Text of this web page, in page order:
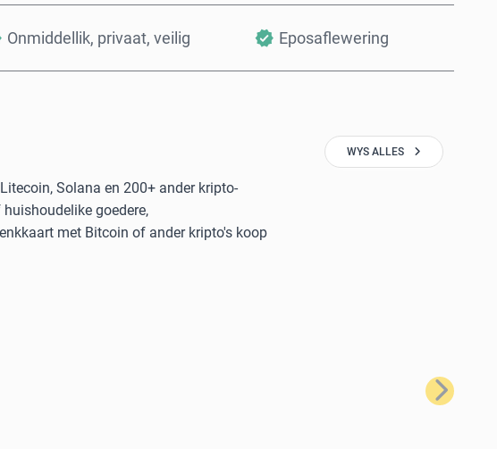
Onmiddellik, privaat, veilig Eposaflewering
Solana en 200+ ander kripto-
goedere,
met Bitcoin of ander kripto's koop
WYS ALLES
Volgende